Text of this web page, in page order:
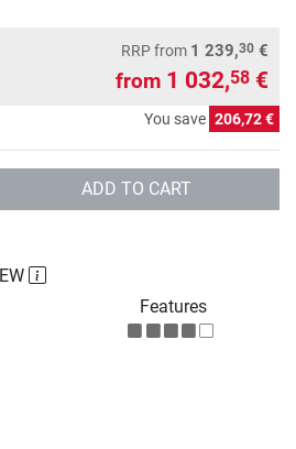
RRPfrom 1 239,30 €
from 1 032,58 €
You save 206,72 €
ADD TO CART
Features